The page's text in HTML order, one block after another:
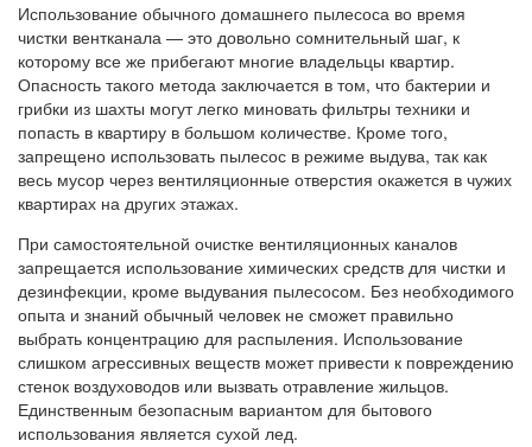
Использование обычного домашнего пылесоса во время
чистки вентканала — это довольно сомнительный шаг, к
которому все же прибегают многие владельцы квартир.
Опасность такого метода заключается в том, что бактерии и
грибки из шахты могут легко миновать фильтры техники и
попасть в квартиру в большом количестве. Кроме того,
запрещено использовать пылесос в режиме выдува, так как
весь мусор через вентиляционные отверстия окажется в чужих
квартирах на других этажах.
При самостоятельной очистке вентиляционных каналов
запрещается использование химических средств для чистки и
дезинфекции, кроме выдувания пылесосом. Без необходимого
опыта и знаний обычный человек не сможет правильно
выбрать концентрацию для распыления. Использование
слишком агрессивных веществ может привести к повреждению
стенок воздуховодов или вызвать отравление жильцов.
Единственным безопасным вариантом для бытового
использования является сухой лед.